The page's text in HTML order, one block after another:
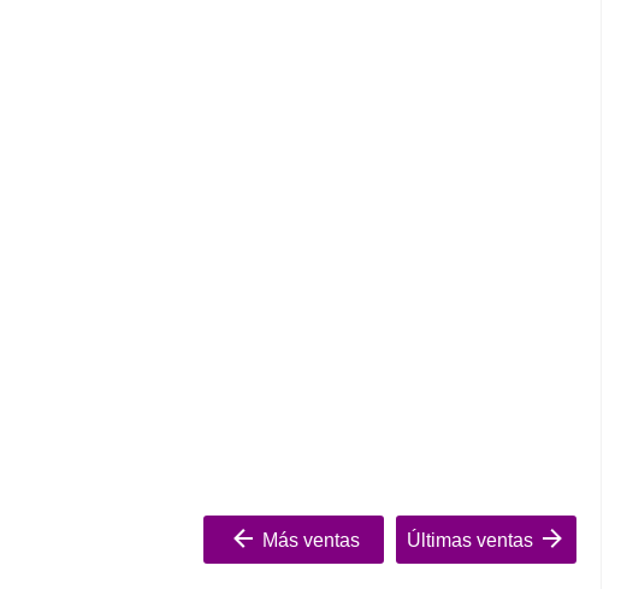
Más ventas Últimas ventas